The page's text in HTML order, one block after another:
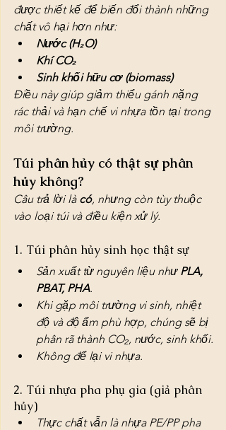
được thiết kế để biến đổi thành những
chất vô hại hơn như:
Nước (H₂O)
Khí CO₂
Sinh khối hữu cơ (biomass)
Điều này giúp giảm thiểu gánh nặng
rác thải và hạn chế vi nhựa tồn tại trong
môi trường.
Túi phân hủy có thật sự phân
hủy không?
Câu trả lời là có, nhưng còn tùy thuộc
vào loại túi và điều kiện xử lý.
1. Túi phân hủy sinh học thật sự
Sản xuất từ nguyên liệu như PLA,
PBAT, PHA.
Khi gặp môi trường vi sinh, nhiệt
độ và độ ẩm phù hợp, chúng sẽ bị
phân rã thành CO₂, nước, sinh khối.
Không để lại vi nhựa.
2. Túi nhựa pha phụ gia (giả phân
hủy)
Thực chất vẫn là nhựa PE/PP pha